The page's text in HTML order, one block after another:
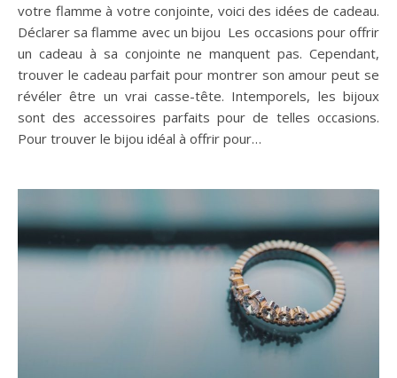
votre flamme à votre conjointe, voici des idées de cadeau.
Déclarer sa flamme avec un bijou Les occasions pour offrir
un cadeau à sa conjointe ne manquent pas. Cependant,
trouver le cadeau parfait pour montrer son amour peut se
révéler être un vrai casse-tête. Intemporels, les bijoux
sont des accessoires parfaits pour de telles occasions.
Pour trouver le bijou idéal à offrir pour…